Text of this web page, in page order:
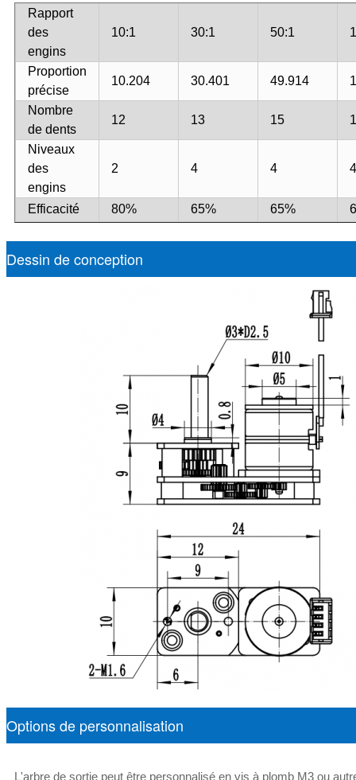
Rapport
des
engins
10:1 30:1 50:1
Proportion
précise
10.204 30.401 49.914
Nombre
de dents
12 13 15
Niveaux
des
engins
2 4 4 4
Efficacité 80% 65% 65%
Dessin de conception
Options de personnalisation
L'arbre de sortie peut être personnalisé en vis à plomb M3 ou